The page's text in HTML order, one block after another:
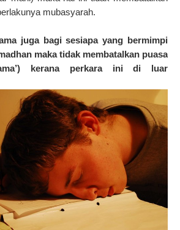
mubasyarah.
juga bagi sesiapa yang bermimpi
maka tidak membatalkan puasa
kerana perkara ini di luar